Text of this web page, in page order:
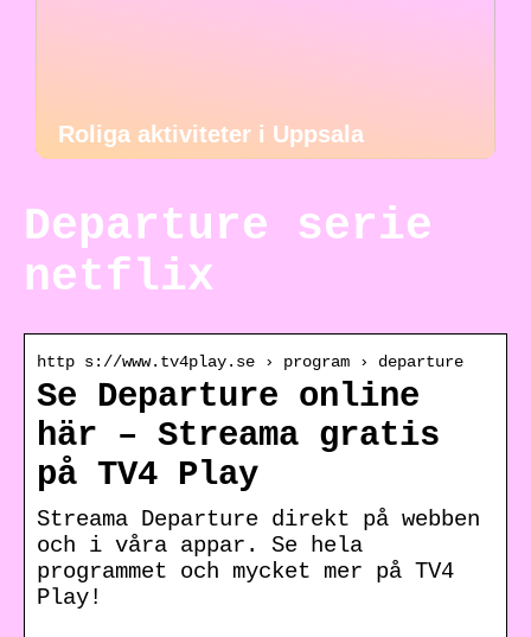
Roliga aktiviteter i Uppsala
Departure serie
netflix
http s://www.tv4play.se › program › departure
Se Departure online
här – Streama gratis
på TV4 Play
Streama Departure direkt på webben
och i våra appar. Se hela
programmet och mycket mer på TV4
Play!